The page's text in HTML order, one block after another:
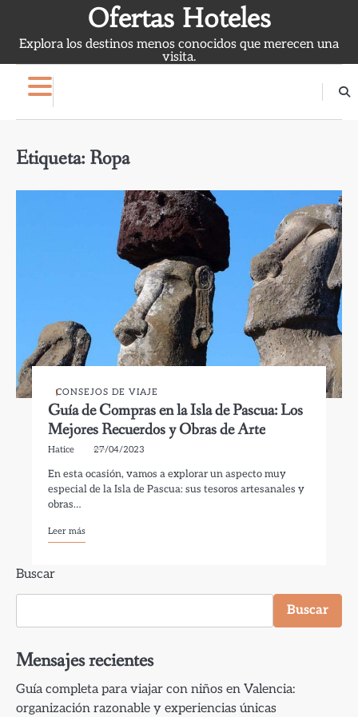
content
Ofertas Hoteles
Explora los destinos menos conocidos que merecen una
visita.
Etiqueta: Ropa
CONSEJOS DE VIAJE
Guía de Compras en la Isla de Pascua: Los
Mejores Recuerdos y Obras de Arte
Hatice 27/04/2023
En esta ocasión, vamos a explorar un aspecto muy
especial de la Isla de Pascua: sus tesoros artesanales y
obras…
Leer más
Buscar
Buscar
Mensajes recientes
Guía completa para viajar con niños en Valencia:
organización razonable y experiencias únicas